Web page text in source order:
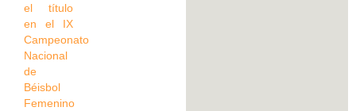
el título
en el IX
Campeonato
Nacional
de
Béisbol
Femenino